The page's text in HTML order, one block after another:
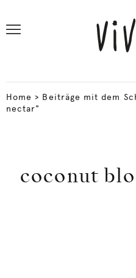
Home > Beiträge mit dem
nectar"
coconut